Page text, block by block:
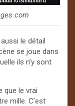
le détail
se joue dans
ils n’y sont
que le vrai
mille. C’est